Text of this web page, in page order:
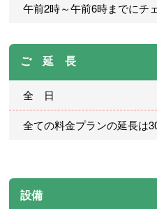
午前2時～午前6時までにチ
ご 延 長
全 日
全ての料金プランの延長は
設備